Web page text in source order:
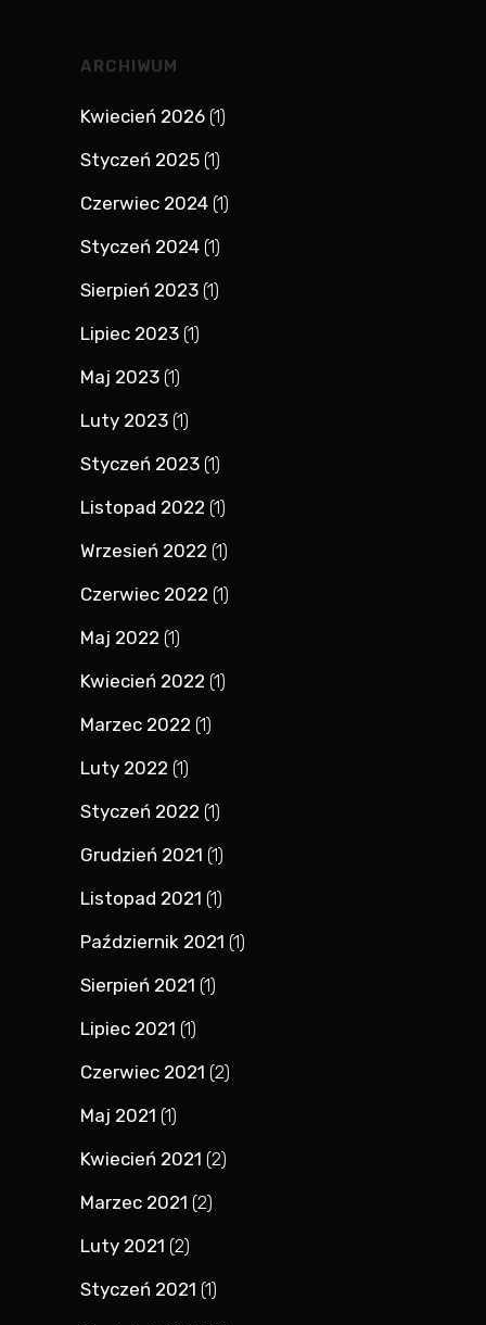
ARCHIWUM
Kwiecień 2026 (1)
Styczeń 2025 (1)
Czerwiec 2024 (1)
Styczeń 2024 (1)
Sierpień 2023 (1)
Lipiec 2023 (1)
Maj 2023 (1)
Luty 2023 (1)
Styczeń 2023 (1)
Listopad 2022 (1)
Wrzesień 2022 (1)
Czerwiec 2022 (1)
Maj 2022 (1)
Kwiecień 2022 (1)
Marzec 2022 (1)
Luty 2022 (1)
Styczeń 2022 (1)
Grudzień 2021 (1)
Listopad 2021 (1)
Październik 2021 (1)
Sierpień 2021 (1)
Lipiec 2021 (1)
Czerwiec 2021 (2)
Maj 2021 (1)
Kwiecień 2021 (2)
Marzec 2021 (2)
Luty 2021 (2)
Styczeń 2021 (1)